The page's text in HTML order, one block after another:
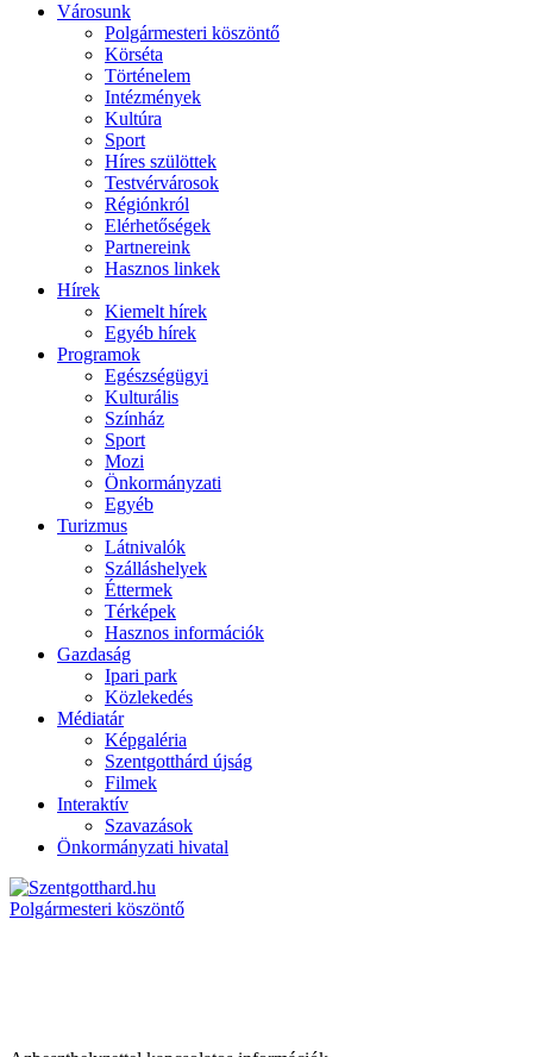
Városunk
Polgármesteri köszöntő
Körséta
Történelem
Intézmények
Kultúra
Sport
Híres szülöttek
Testvérvárosok
Régiónkról
Elérhetőségek
Partnereink
Hasznos linkek
Hírek
Kiemelt hírek
Egyéb hírek
Programok
Egészségügyi
Kulturális
Színház
Sport
Mozi
Önkormányzati
Egyéb
Turizmus
Látnivalók
Szálláshelyek
Éttermek
Térképek
Hasznos információk
Gazdaság
Ipari park
Közlekedés
Médiatár
Képgaléria
Szentgotthárd újság
Filmek
Interaktív
Szavazások
Önkormányzati hivatal
Polgármesteri köszöntő